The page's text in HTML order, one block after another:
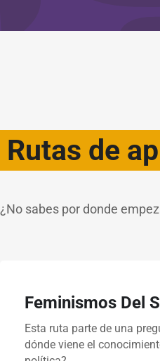
Rutas de
¿No sabes por donde
Feminismos Del
Esta ruta parte de una
dónde viene el